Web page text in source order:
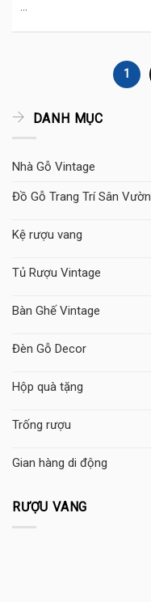
DANH MỤC
Nhà Gỗ Vintage
Đồ Gỗ Trang Trí Sân Vườn
Kệ rượu vang
Tủ Rượu Vintage
Bàn Ghế Vintage
Đèn Gỗ Decor
Hộp quà tặng
Trống rượu
Gian hàng di động
RƯỢU VANG
1